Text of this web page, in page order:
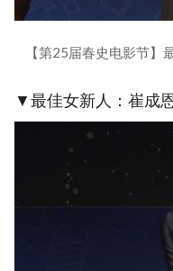
【第25届春史电影节】
▼最佳女新人：崔成